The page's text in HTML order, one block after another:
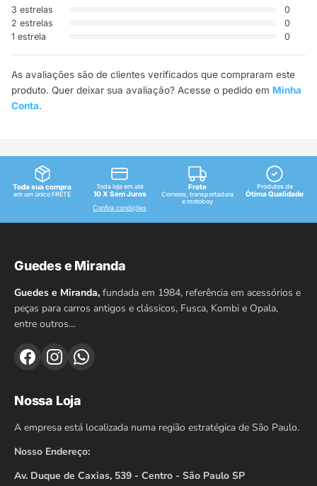
3 estrelas
0
2 estrelas
0
1 estrela
0
As avaliações são de clientes verificados que compraram este
produto. Quer deixar sua avaliação? Acesse o pedido em Minha
Conta.
Toda sua compra
em um único FRETE
Toda loja em até
10 X Sem Juros
Confira condições
Frete
Correios, transportadora
e motoboy
Produtos de
Ótima Qualidade
Guedes e Miranda
Guedes e Miranda, fundada em 1984, referência em acessórios e
peças para carros antigos e clássicos, Fusca, Kombi e Opala,
entre outros…
Nossa Loja
A empresa está localizada numa região estratégica de São Paulo.
Nosso Endereço:
Av. Duque de Caxias, 539 - Centro - São Paulo SP